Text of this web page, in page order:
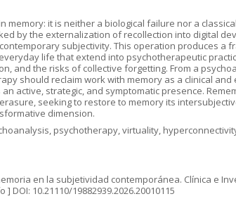
memory: it is neither a biological failure nor a
by the externalization of recollection into digital
subjectivity. This operation produces a
life that extend into psychotherapeutic
and the risks of collective forgetting. From a
should reclaim work with memory as a clinical and
active, strategic, and symptomatic presence.
seeking to restore to memory its
dimension.
psychotherapy, virtuality,
en la subjetividad contemporánea. Clínica e
DOI: 10.21110/19882939.2026.20010115